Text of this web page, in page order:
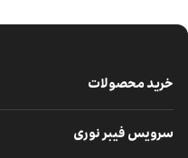
خرید محصولات
خرید سیم‌کارت
سرویس فیبر نوری